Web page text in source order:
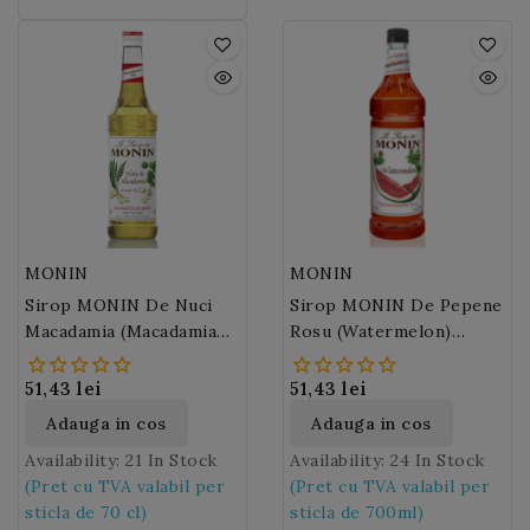
Argentinei). Numele
fructului pasiunii provine
din cuvantul indian
"marauya" care semnifica
"fructe consumate dintr-
o inghititura".Fructul
se foloseste
proaspat in salatele de
cocktail-uri, sucuri sau
siropuri.
MONIN
Sirop MONIN De Nuci
Macadamia (Macadamia
Nuts)
51,43 lei
Adauga in cos
Availability: 21 In Stock
(Pret cu TVA valabil per
sticla de 70 cl)
MONIN
Sirop MONIN De Pepene
Rosu (Watermelon)
700ml
51,43 lei
Adauga in cos
Availability: 24 In Stock
(Pret cu TVA valabil per
sticla de 700ml)